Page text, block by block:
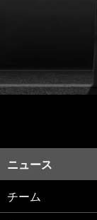
ニュース
チーム